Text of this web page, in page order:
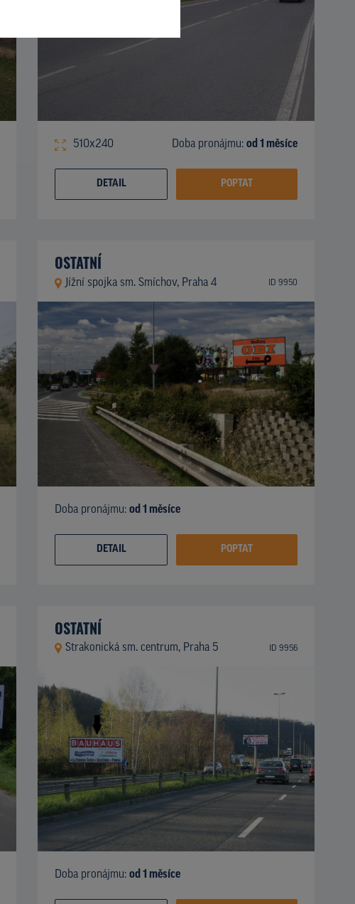
510x240 Doba pronájmu: od 1 měsíce
DETAIL POPTAT
OSTATNÍ
Jížní spojka sm. Smíchov, Praha 4 ID 9950
Doba pronájmu: od 1 měsíce
DETAIL POPTAT
OSTATNÍ
Strakonická sm. centrum, Praha 5 ID 9956
Doba pronájmu: od 1 měsíce